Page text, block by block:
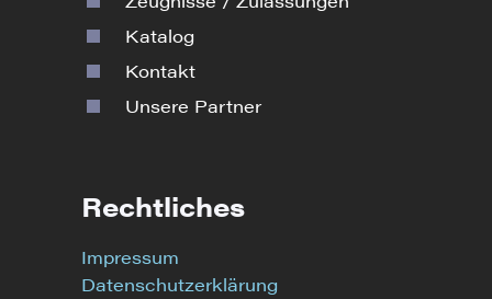
Katalog
Kontakt
Unsere Partner
Rechtliches
Impressum
Datenschutzerklärung